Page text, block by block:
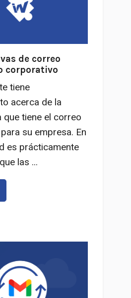
de correo
corporativo
tiene
acerca de la
que tiene el correo
su empresa. En
es prácticamente
las ...